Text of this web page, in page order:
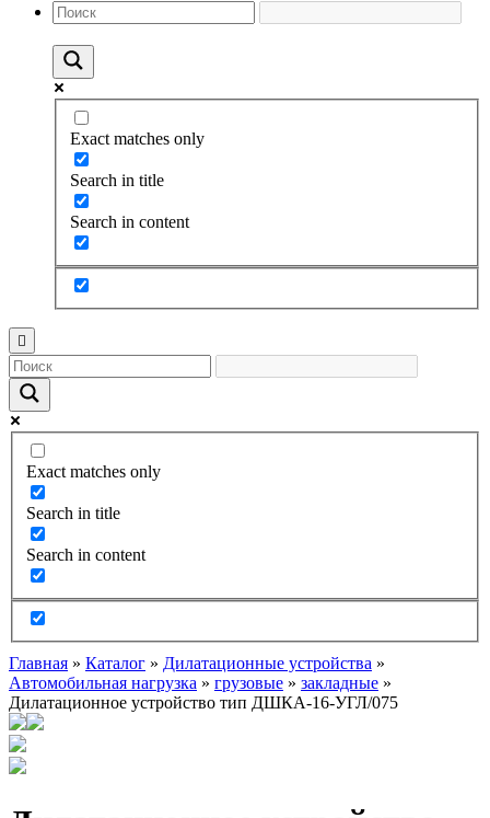
Exact matches only
Search in title
Search in content
Exact matches only
Search in title
Search in content
Главная » Каталог » Дилатационные устройства »
Автомобильная нагрузка » грузовые » закладные »
Дилатационное устройство тип ДШКА-16-УГЛ/075